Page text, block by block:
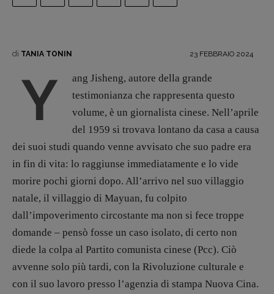
12 dicembre
Intelligenza Artificiale
Maestri sommersi
Pasolini 1922-2022
Psichedelia
Scienza
Stranimondi
Tornare a Ballard
Valerio Evangelisti
Vampirismi
Zong!
DIRETTRICE RESPONSABILE
Antonella Marrone
di TANIA TONIN 23 FEBBRAIO 2024
Y
ang Jisheng, autore della grande
testimonianza che rappresenta questo
volume, è un giornalista cinese. Nell’aprile
del 1959 si trovava lontano da casa a causa
dei suoi studi quando venne avvisato che suo padre era
in fin di vita: lo raggiunse immediatamente e lo vide
morire pochi giorni dopo. All’arrivo nel suo villaggio
natale, il villaggio di Mayuan, fu colpito
dall’impoverimento circostante ma non si fece troppe
domande – pensò fosse un caso isolato, di certo non
diede la colpa al Partito comunista cinese (Pcc). Ciò
avvenne solo più tardi, con la Rivoluzione culturale e
con il suo lavoro presso l’agenzia di stampa Nuova Cina.